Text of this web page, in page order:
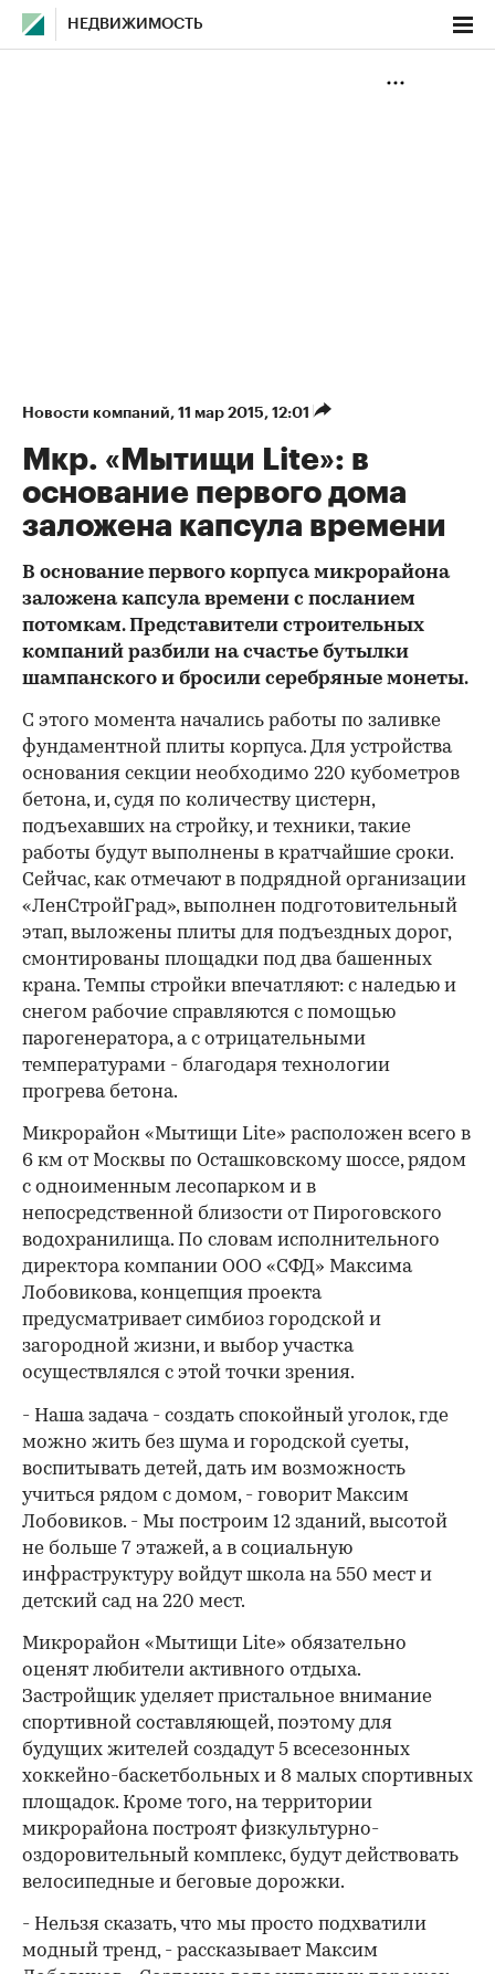
НЕДВИЖИМОСТЬ
Новости компаний⁠, 11 мар 2015, 12:01
Мкр. «Мытищи Lite»: в
основание первого дома
заложена капсула времени
В основание первого корпуса микрорайона
заложена капсула времени с посланием
потомкам. Представители строительных
компаний разбили на счастье бутылки
шампанского и бросили серебряные монеты.
С этого момента начались работы по заливке
фундаментной плиты корпуса. Для устройства
основания секции необходимо 220 кубометров
бетона, и, судя по количеству цистерн,
подъехавших на стройку, и техники, такие
работы будут выполнены в кратчайшие сроки.
Сейчас, как отмечают в подрядной организации
«ЛенСтройГрад», выполнен подготовительный
этап, выложены плиты для подъездных дорог,
смонтированы площадки под два башенных
крана. Темпы стройки впечатляют: с наледью и
снегом рабочие справляются с помощью
парогенератора, а с отрицательными
температурами - благодаря технологии
прогрева бетона.
Микрорайон «Мытищи Lite» расположен всего в
6 км от Москвы по Осташковскому шоссе, рядом
с одноименным лесопарком и в
непосредственной близости от Пироговского
водохранилища. По словам исполнительного
директора компании ООО «СФД» Максима
Лобовикова, концепция проекта
предусматривает симбиоз городской и
загородной жизни, и выбор участка
осуществлялся с этой точки зрения.
- Наша задача - создать спокойный уголок, где
можно жить без шума и городской суеты,
воспитывать детей, дать им возможность
учиться рядом с домом, - говорит Максим
Лобовиков. - Мы построим 12 зданий, высотой
не больше 7 этажей, а в социальную
инфраструктуру войдут школа на 550 мест и
детский сад на 220 мест.
Микрорайон «Мытищи Lite» обязательно
оценят любители активного отдыха.
Застройщик уделяет пристальное внимание
спортивной составляющей, поэтому для
будущих жителей создадут 5 всесезонных
хоккейно-баскетбольных и 8 малых спортивных
площадок. Кроме того, на территории
микрорайона построят физкультурно-
оздоровительный комплекс, будут действовать
велосипедные и беговые дорожки.
- Нельзя сказать, что мы просто подхватили
модный тренд, - рассказывает Максим